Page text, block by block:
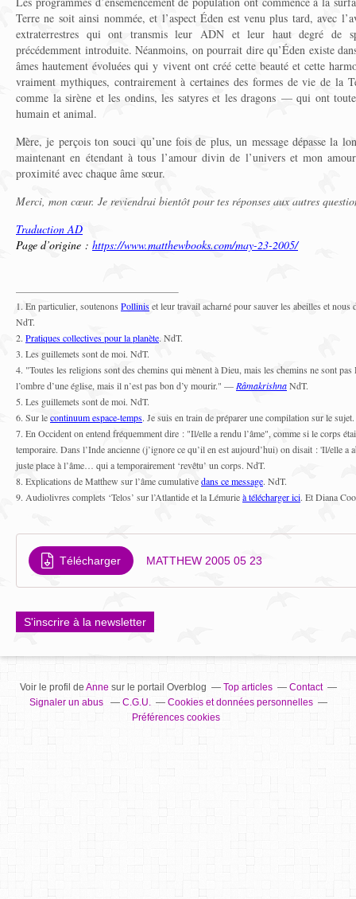
Terre ne soit ainsi nommée, et l’aspect Éden est venu plus tard, avec
extraterrestres qui ont transmis leur ADN et leur haut degré de
précédemment introduite. Néanmoins, on pourrait dire qu’Éden existe
âmes hautement évoluées qui y vivent ont créé cette beauté et cette
vraiment mythiques, contrairement à certaines des formes de vie de la
comme la sirène et les ondins, les satyres et les dragons — qui ont
humain et animal.
Mère, je perçois ton souci qu’une fois de plus, un message dépasse la
maintenant en étendant à tous l’amour divin de l’univers et mon
proximité avec chaque âme sœur.
Merci, mon cœur. Je reviendrai bientôt pour tes réponses aux autres
Traduction AD
Page d’origine : https://www.matthewbooks.com/may-23-2005/
1. En particulier, soutenons Polliniset leur travail acharné pour sauver les abeilles et
NdT.
2. Pratiques collectives pour la planète. NdT.
3. Les guillemets sont de moi. NdT.
4. "Toutes les religions sont des chemins qui mènent à Dieu, mais les chemins ne sont
l’ombre d’une église, mais il n’est pas bon d’y mourir." — RâmakrishnaNdT.
5. Les guillemets sont de moi. NdT.
6. Sur lecontinuum espace-temps. Je suis en train de préparer une compilation sur le
7. En Occident on entend fréquemment dire : "Il/elle a rendu l’âme", comme si le corps
temporaire. Dans l’Inde ancienne (j’ignore ce qu’il en est aujourd’hui) on disait : 'Il/elle a
juste place à l’âme… qui a temporairement ‘revêtu’ un corps. NdT.
8. Explications de Matthew sur l’âme cumulativedans ce message. NdT.
9. Audiolivres complets ‘Telos’ sur l’Atlantide et la Lémurieà télécharger ici. Et Diana
Télécharger MATTHEW 2005 05 23
S'inscrire à la newsletter
Voir le profil de Annesur le portail Overblog Top articles
Contact
Signaler un abus
C.G.U.
Cookies et données personnelles
Préférences cookies